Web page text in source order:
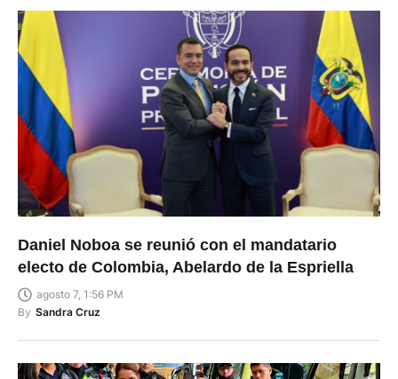
Daniel Noboa se reunió con el mandatario
electo de Colombia, Abelardo de la Espriella
agosto 7, 1:56 PM
By Sandra Cruz